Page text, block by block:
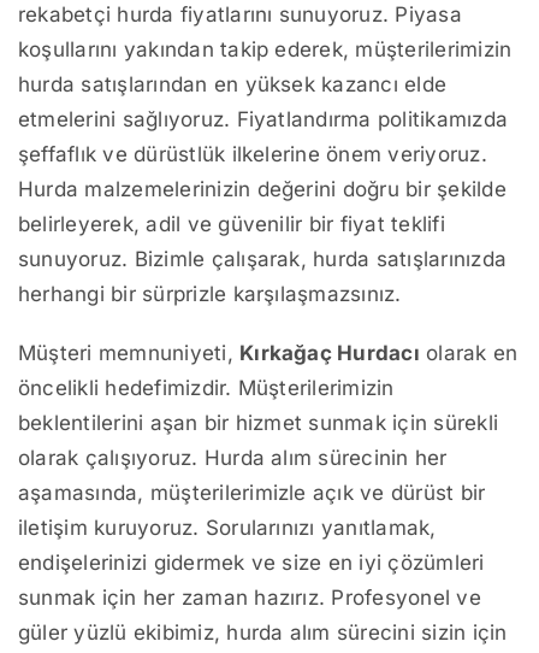
rekabetçi hurda fiyatlarını sunuyoruz. Piyasa
koşullarını yakından takip ederek, müşterilerimizin
hurda satışlarından en yüksek kazancı elde
etmelerini sağlıyoruz. Fiyatlandırma politikamızda
şeffaflık ve dürüstlük ilkelerine önem veriyoruz.
Hurda malzemelerinizin değerini doğru bir şekilde
belirleyerek, adil ve güvenilir bir fiyat teklifi
sunuyoruz. Bizimle çalışarak, hurda satışlarınızda
herhangi bir sürprizle karşılaşmazsınız.
Müşteri memnuniyeti, Kırkağaç Hurdacı olarak en
öncelikli hedefimizdir. Müşterilerimizin
beklentilerini aşan bir hizmet sunmak için sürekli
olarak çalışıyoruz. Hurda alım sürecinin her
aşamasında, müşterilerimizle açık ve dürüst bir
iletişim kuruyoruz. Sorularınızı yanıtlamak,
endişelerinizi gidermek ve size en iyi çözümleri
sunmak için her zaman hazırız. Profesyonel ve
güler yüzlü ekibimiz, hurda alım sürecini sizin için